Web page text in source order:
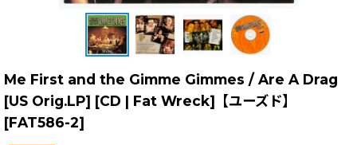
Me First and the Gimme Gimmes / Are A Drag
[US Orig.LP] [CD | Fat Wreck]【ユーズド】
[FAT586-2]